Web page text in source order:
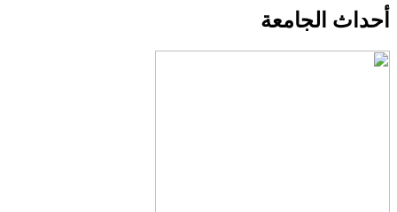
أحداث الجامعة